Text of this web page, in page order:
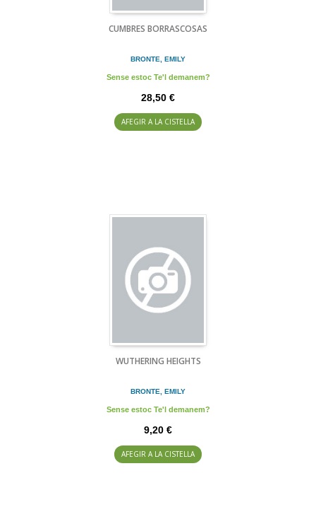
CUMBRES BORRASCOSAS
BRONTE, EMILY
Sense estoc Te'l demanem?
28,50 €
AFEGIR A LA CISTELLA
WUTHERING HEIGHTS
BRONTE, EMILY
Sense estoc Te'l demanem?
9,20 €
AFEGIR A LA CISTELLA